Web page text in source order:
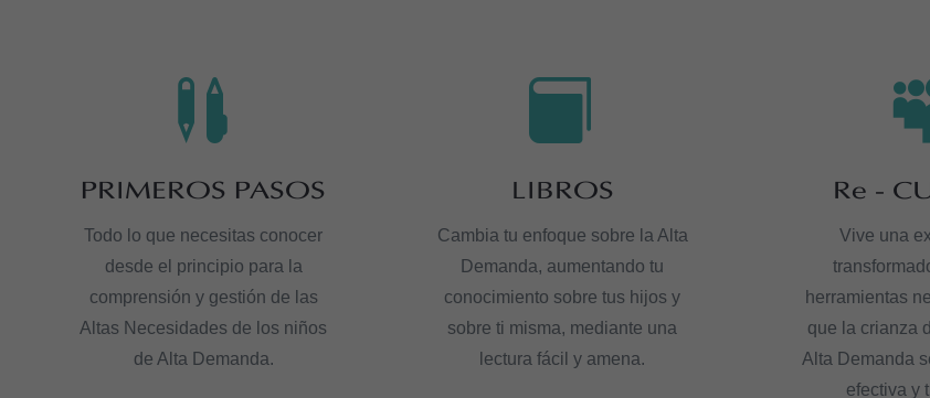

PRIMEROS PASOS
Todo lo que necesitas conocer
desde el principio para la
comprensión y gestión de las
Altas Necesidades de los niños
de Alta Demanda.

LIBROS
Cambia tu enfoque sobre la Alta
Demanda, aumentando tu
conocimiento sobre tus hijos y
sobre ti misma, mediante una
lectura fácil y amena.
Re -
Vive una
herramientas
que la crianza
Alta Demanda
efectiva y